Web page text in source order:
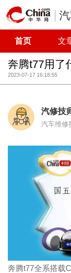
首页 文
奔腾t77用了
2023-07-17 16:18:55
汽修技
汽车维修
奔腾t77全系搭载